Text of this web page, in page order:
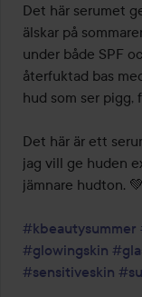
Det här serumet
älskar på
under både SPF
återfuktad bas
hud som ser pigg,
Det här är ett
jag vill ge huden
jämnare hudton. 💚
#kbeautysummer
#glowingskin
#sensitiveskin